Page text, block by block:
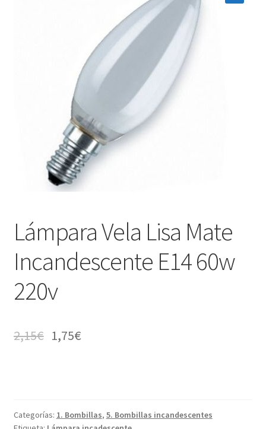
Lámpara Vela Lisa Mate
Incandescente E14 60w
220v
2,15€ 1,75€
Categorías: 1. Bombillas, 5. Bombillas incandescentes